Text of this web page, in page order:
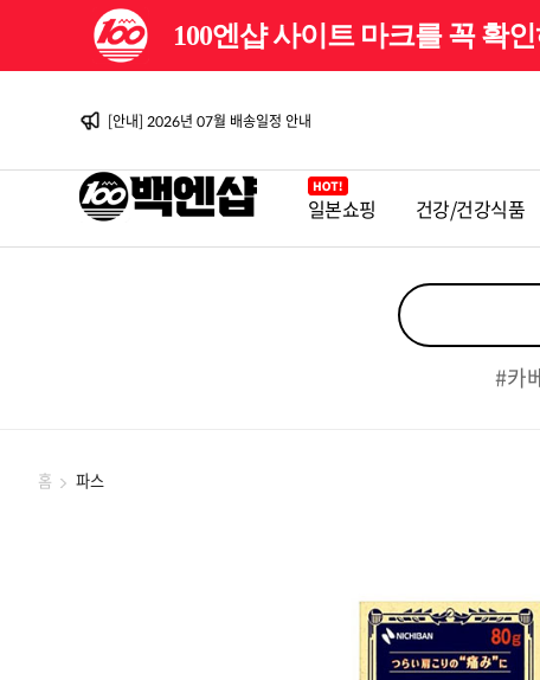
100엔샵 사이트 마크를 꼭 확
[이벤트] 백엔샵 10주년 감사제
[안내] 2026년 08월 배송일정 안내
[안내] 2026년 07월 배송일정 안내
[이벤트] 백엔샵 10주년 감사제
[안내] 2026년 08월 배송일정 안내
[이벤트] 백엔샵 10주년 감사제 2탄일본쇼핑 건강/건강식품
#카
홈 파스